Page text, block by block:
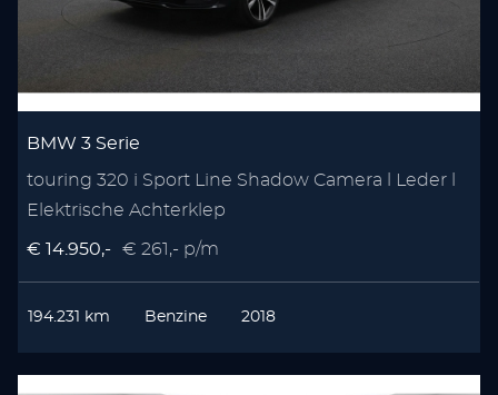
BMW 3 Serie
touring 320 i Sport Line Shadow Camera l Leder l
Elektrische Achterklep
€ 14.950,- € 261,- p/m
194.231 km Benzine 2018